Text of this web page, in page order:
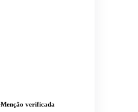
Menção verificada